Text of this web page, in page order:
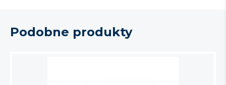
Podobne produkty